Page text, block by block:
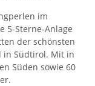
im
5-Sterne-Anlage
der schönsten
in Südtirol. Mit in
Süden sowie 60